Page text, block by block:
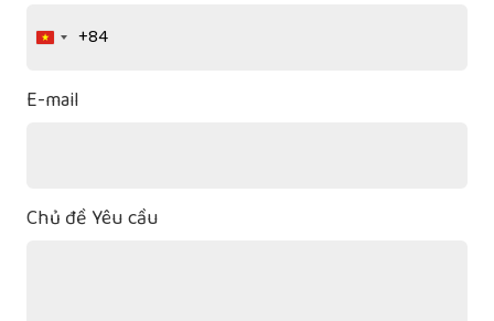
Vietnam
+84
E-mail
Chủ đề Yêu cầu